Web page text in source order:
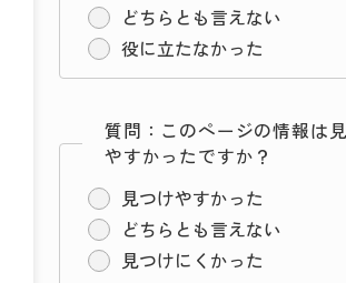
どちらとも言えない
役に立たなかった
質問：このページの情報は
やすかったですか？
見つけやすかった
どちらとも言えない
見つけにくかった